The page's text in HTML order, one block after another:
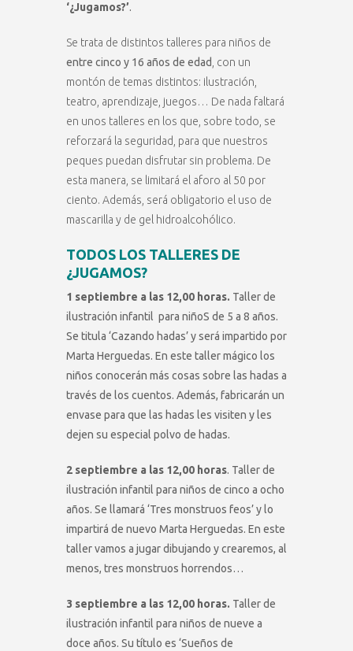
‘¿Jugamos?’.
Se trata de distintos talleres para niños de
entre cinco y 16 años de edad , con un
montón de temas distintos: ilustración,
teatro, aprendizaje, juegos… De nada faltará
en unos talleres en los que, sobre todo, se
reforzará la seguridad, para que nuestros
peques puedan disfrutar sin problema. De
esta manera, se limitará el aforo al 50 por
ciento. Además, será obligatorio el uso de
mascarilla y de gel hidroalcohólico.
TODOS LOS TALLERES DE
¿JUGAMOS?
1 septiembre a las 12,00 horas. Taller de
ilustración infantil para niñoS de 5 a 8 años.
Se titula ‘Cazando hadas’ y será impartido por
Marta Herguedas. En este taller mágico los
niños conocerán más cosas sobre las hadas a
través de los cuentos. Además, fabricarán un
envase para que las hadas les visiten y les
dejen su especial polvo de hadas.
2 septiembre a las 12,00 horas. Taller de
ilustración infantil para niños de cinco a ocho
años. Se llamará ‘Tres monstruos feos’ y lo
impartirá de nuevo Marta Herguedas. En este
taller vamos a jugar dibujando y crearemos, al
menos, tres monstruos horrendos…
3 septiembre a las 12,00 horas. Taller de
ilustración infantil para niños de nueve a
doce años. Su título es ‘Sueños de